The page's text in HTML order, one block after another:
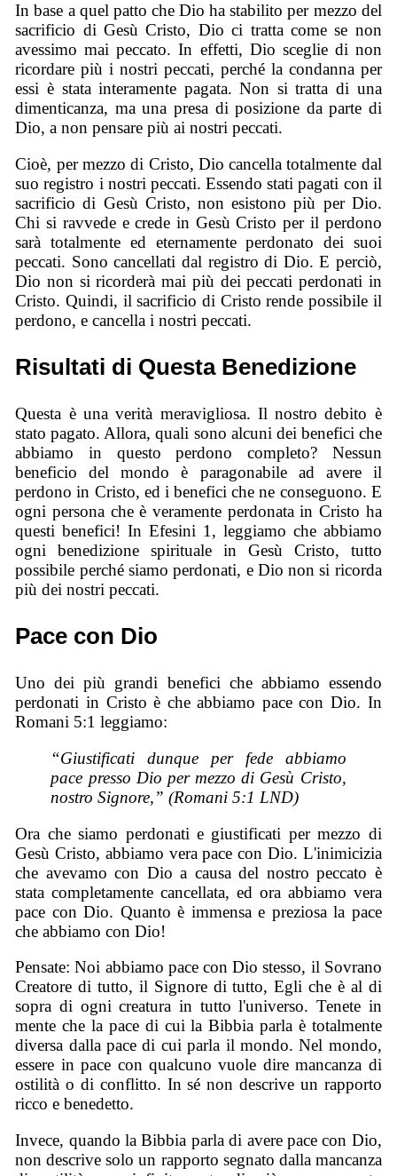
In base a quel patto che Dio ha stabilito per mezzo del
sacrificio di Gesù Cristo, Dio ci tratta come se non
avessimo mai peccato. In effetti, Dio sceglie di non
ricordare più i nostri peccati, perché la condanna per
essi è stata interamente pagata. Non si tratta di una
dimenticanza, ma una presa di posizione da parte di
Dio, a non pensare più ai nostri peccati.
Cioè, per mezzo di Cristo, Dio cancella totalmente dal
suo registro i nostri peccati. Essendo stati pagati con il
sacrificio di Gesù Cristo, non esistono più per Dio.
Chi si ravvede e crede in Gesù Cristo per il perdono
sarà totalmente ed eternamente perdonato dei suoi
peccati. Sono cancellati dal registro di Dio. E perciò,
Dio non si ricorderà mai più dei peccati perdonati in
Cristo. Quindi, il sacrificio di Cristo rende possibile il
perdono, e cancella i nostri peccati.
Risultati di Questa Benedizione
Questa è una verità meravigliosa. Il nostro debito è
stato pagato. Allora, quali sono alcuni dei benefici che
abbiamo in questo perdono completo? Nessun
beneficio del mondo è paragonabile ad avere il
perdono in Cristo, ed i benefici che ne conseguono. E
ogni persona che è veramente perdonata in Cristo ha
questi benefici! In Efesini 1, leggiamo che abbiamo
ogni benedizione spirituale in Gesù Cristo, tutto
possibile perché siamo perdonati, e Dio non si ricorda
più dei nostri peccati.
Pace con Dio
Uno dei più grandi benefici che abbiamo essendo
perdonati in Cristo è che abbiamo pace con Dio. In
Romani 5:1 leggiamo:
“Giustificati dunque per fede abbiamo
pace presso Dio per mezzo di Gesù Cristo,
nostro Signore,” (Romani 5:1 LND)
Ora che siamo perdonati e giustificati per mezzo di
Gesù Cristo, abbiamo vera pace con Dio. L'inimicizia
che avevamo con Dio a causa del nostro peccato è
stata completamente cancellata, ed ora abbiamo vera
pace con Dio. Quanto è immensa e preziosa la pace
che abbiamo con Dio!
Pensate: Noi abbiamo pace con Dio stesso, il Sovrano
Creatore di tutto, il Signore di tutto, Egli che è al di
sopra di ogni creatura in tutto l'universo. Tenete in
mente che la pace di cui la Bibbia parla è totalmente
diversa dalla pace di cui parla il mondo. Nel mondo,
essere in pace con qualcuno vuole dire mancanza di
ostilità o di conflitto. In sé non descrive un rapporto
ricco e benedetto.
Invece, quando la Bibbia parla di avere pace con Dio,
non descrive solo un rapporto segnato dalla mancanza